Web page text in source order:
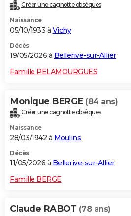
Créer une cagnotte obsèques
Naissance
05/10/1933 à Vichy
Décès
19/05/2026 à Bellerive-sur-Allier
Famille PELAMOURGUES
Monique BERGE (84 ans)
Créer une cagnotte obsèques
Naissance
28/03/1942 à Moulins
Décès
11/05/2026 à Bellerive-sur-Allier
Famille BERGE
Claude RABOT (78 ans)